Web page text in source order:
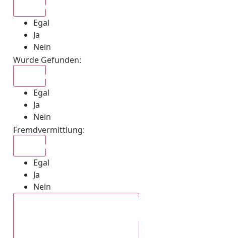
Egal
Ja
Nein
Wurde Gefunden:
Egal
Ja
Nein
Fremdvermittlung:
Egal
Ja
Nein